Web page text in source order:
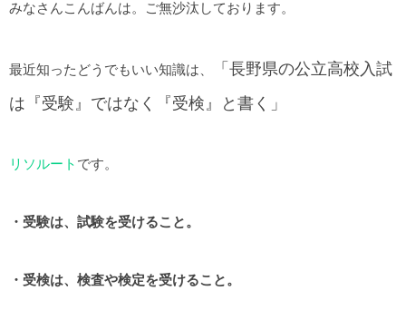
みなさんこんばんは。ご無沙汰しております。
最近知ったどうでもいい知識は、
「長野県の公立高校入試
は『受験』ではなく『受検』と書く」
リソルート です。
・受験は、試験を受けること。
・受検は、検査や検定を受けること。
雑記